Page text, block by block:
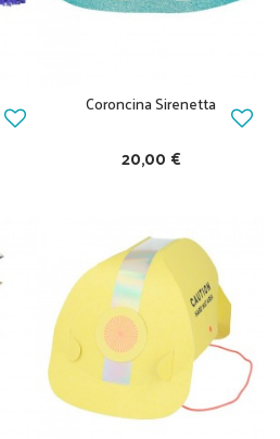
Coroncina Sirenetta
20,00 €